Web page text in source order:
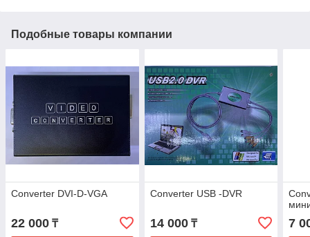
Подобные товары компании
Converter DVI-D-VGA
22 000 ₸
Converter USB -DVR
14 000₸ 7